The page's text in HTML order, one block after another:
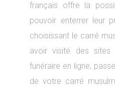
français offre la
pouvoir enterrer leur
choisissant le carré
avoir visité des sites
funéraire en ligne,
de votre carré